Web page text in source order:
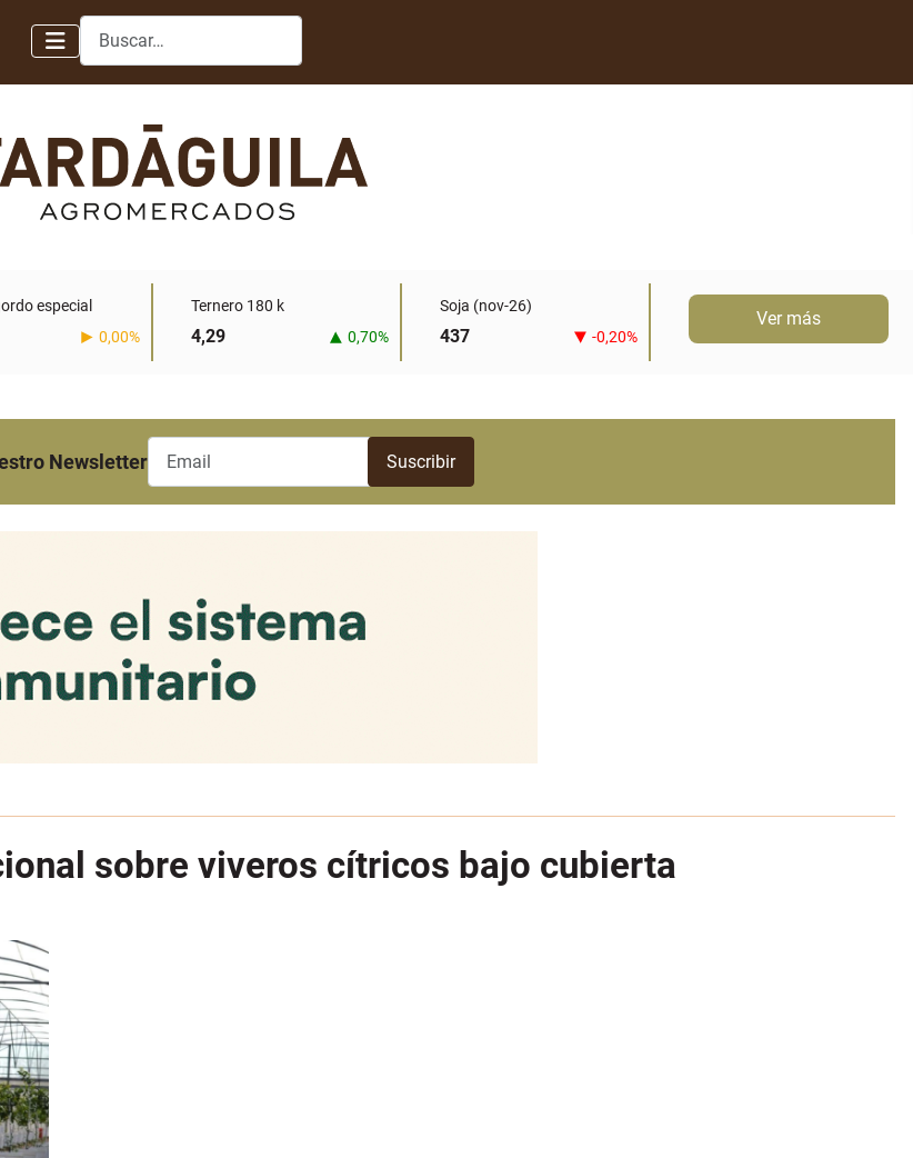
Buscar
especial
0,00%
Ternero 180 k
4,29 0,70%
Soja (nov-26)
437 -0,20%
Ver más
Newsletter
sobre viveros cítricos bajo cubierta